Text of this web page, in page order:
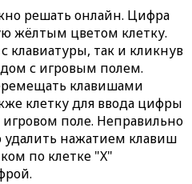
решать онлайн. Цифра
жёлтым цветом клетку.
клавиатуры, так и кликнув
с игровым полем.
клавишами
клетку для ввода цифры
поле. Неправильно
нажатием клавиш
по клетке "X"